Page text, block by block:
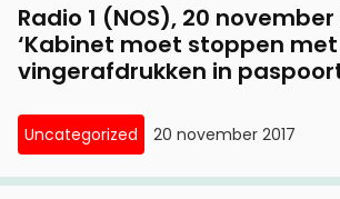
Radio 1 (NOS), 20 november
‘Kabinet moet stoppen met
vingerafdrukken in
Uncategorized 20 november 2017